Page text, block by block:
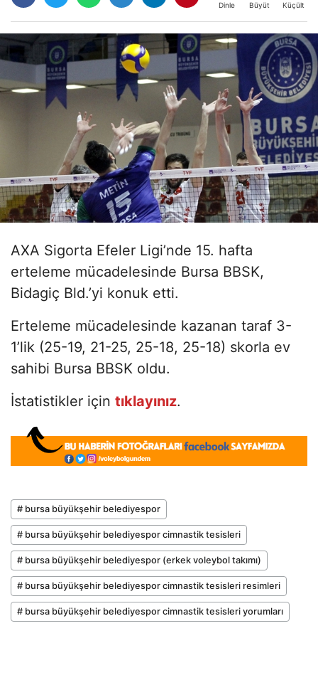
Dinle Büyüt Küçült
AXA Sigorta Efeler Ligi’nde 15. hafta
erteleme mücadelesinde Bursa BBSK,
Bidagiç Bld.’yi konuk etti.
Erteleme mücadelesinde kazanan taraf 3-
1’lik (25-19, 21-25, 25-18, 25-18) skorla ev
sahibi Bursa BBSK oldu.
İstatistikler için tıklayınız.
# bursa büyükşehir belediyespor
# bursa büyükşehir belediyespor cimnastik tesisleri
# bursa büyükşehir belediyespor (erkek voleybol takımı)
# bursa büyükşehir belediyespor cimnastik tesisleri resimleri
# bursa büyükşehir belediyespor cimnastik tesisleri yorumları